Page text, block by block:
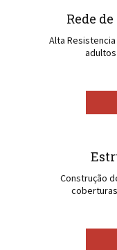
Rede
Alta
Construção